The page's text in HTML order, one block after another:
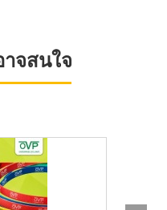
จสนใจ